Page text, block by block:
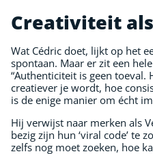
Creativiteit
Wat Cédric doet, lijkt op het
spontaan. Maar er zit een
“Authenticiteit is geen toeval.
creatiever je wordt, hoe
is de enige manier om écht
Hij verwijst naar merken als
bezig zijn hun ‘viral code’ te
zelfs nog moet zoeken, hoe